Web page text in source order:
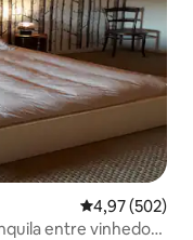
4,97 de uma
4,97 (502)
entre vinhedos